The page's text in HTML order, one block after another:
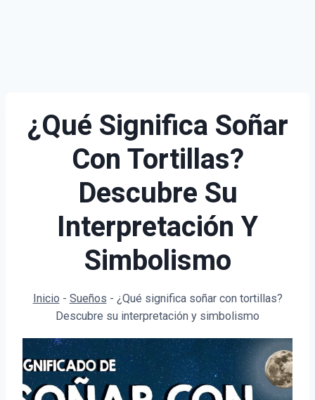
¿Qué Significa Soñar
Con Tortillas?
Descubre Su
Interpretación Y
Simbolismo
Inicio - Sueños - ¿Qué significa soñar con tortillas?
Descubre su interpretación y simbolismo